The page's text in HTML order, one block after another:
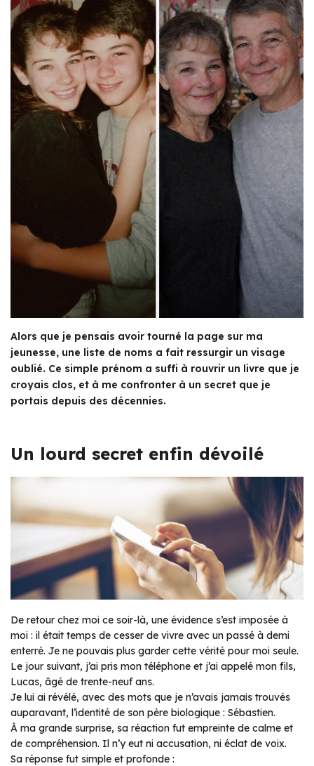
Alors que je pensais avoir tourné la page sur ma
jeunesse, une liste de noms a fait ressurgir un visage
oublié. Ce simple prénom a suffi à rouvrir un livre que je
croyais clos, et à me confronter à un secret que je
portais depuis des décennies.
Un lourd secret enfin dévoilé
De retour chez moi ce soir-là, une évidence s’est imposée à
moi : il était temps de cesser de vivre avec un passé à demi
enterré. Je ne pouvais plus garder cette vérité pour moi seule.
Le jour suivant, j’ai pris mon téléphone et j’ai appelé mon fils,
Lucas, âgé de trente-neuf ans.
Je lui ai révélé, avec des mots que je n’avais jamais trouvés
auparavant, l’identité de son père biologique : Sébastien.
À ma grande surprise, sa réaction fut empreinte de calme et
de compréhension. Il n’y eut ni accusation, ni éclat de voix.
Sa réponse fut simple et profonde :